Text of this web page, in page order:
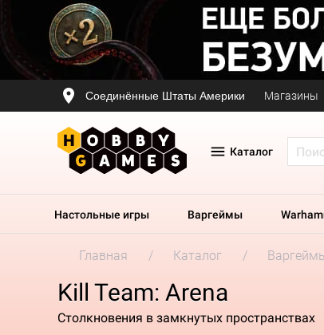
Соединённые Штаты Америки Магазины
Каталог
Настольные игры Варгеймы
Главная Каталог
Kill Team: Arena
Столкновения в замкнутых пространствах